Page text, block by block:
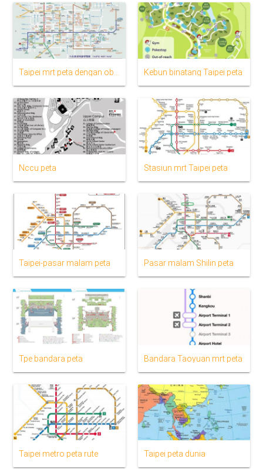
Kebun binatang Taipei peta
Nccu peta Stasiun mrt Taipei peta
Taipei-pasar malam peta Pasar malam Shilin peta
Tpe bandara peta Bandara Taoyuan mrt peta
Taipei metro peta rute Taipei peta dunia